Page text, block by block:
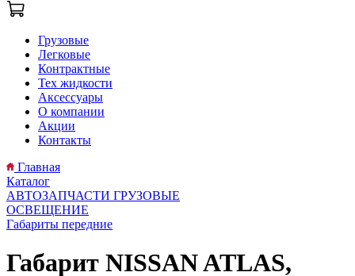
Грузовые
Легковые
Контрактные
Тех жидкости
Аксессуары
О компании
Акции
Контакты
Главная
Каталог
АВТОЗАПЧАСТИ ГРУЗОВЫЕ
ОСВЕЩЕНИЕ
Габариты передние
Габарит NISSAN ATLAS,